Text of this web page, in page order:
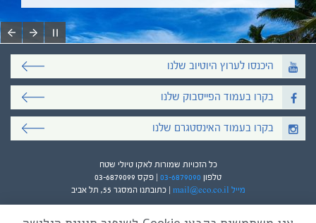
היכנסו לערוץ היוטיוב שלנו
בקרו בעמוד הפייסבוק שלנו
בקרו בעמוד האינסטגרם שלנו
כל הזכויות שמורות לאקו טיולי שטח
טלפון 03-6879090 | פקס 03-6879099
מייל mail@eco.co.il
| כתובתנו המסגר 55, תל אביב
עיצוב ופיתוח: ביבר גלובל